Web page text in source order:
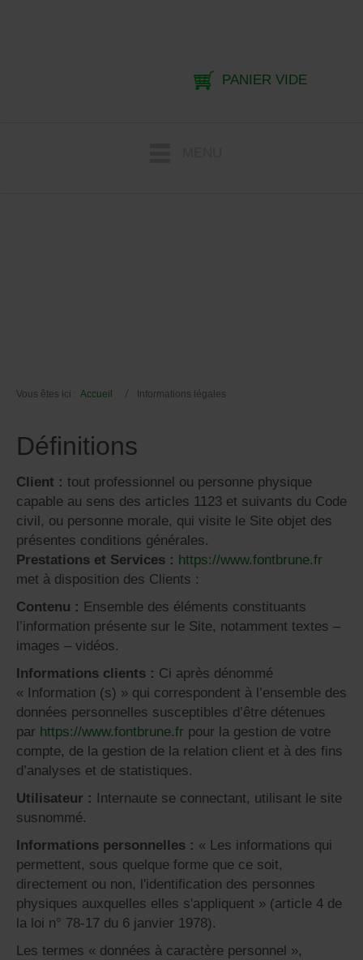
PANIER VIDE
Vous êtes ici : Accueil Informations légales
Définitions
Client : tout professionnel ou personne physique
capable au sens des articles 1123 et suivants du Code
civil, ou personne morale, qui visite le Site objet des
présentes conditions générales.
Prestations et Services : https://www.fontbrune.fr
met à disposition des Clients :
Contenu : Ensemble des éléments constituants
l’information présente sur le Site, notamment textes –
images – vidéos.
Informations clients : Ci après dénommé
« Information (s) » qui correspondent à l’ensemble des
données personnelles susceptibles d’être détenues
par https://www.fontbrune.fr pour la gestion de votre
compte, de la gestion de la relation client et à des fins
d’analyses et de statistiques.
Utilisateur : Internaute se connectant, utilisant le site
susnommé.
Informations personnelles : « Les informations qui
permettent, sous quelque forme que ce soit,
directement ou non, l'identification des personnes
physiques auxquelles elles s'appliquent » (article 4 de
la loi n° 78-17 du 6 janvier 1978).
Les termes « données à caractère personnel »,